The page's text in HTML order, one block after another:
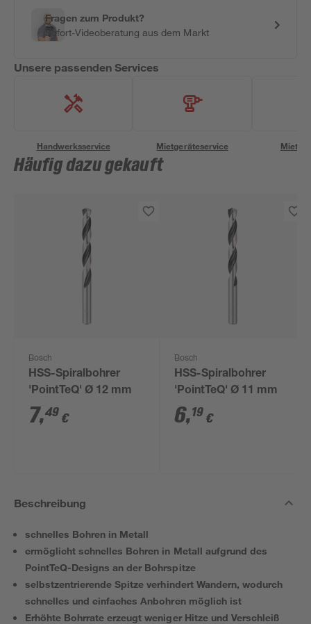
Fragen zum Produkt?
Sofort-Videoberatung aus dem Markt
Unsere passenden Services
Handwerksservice Mietgeräteservice
Häufig dazu gekauft
Bosch
HSS-Spiralbohrer
'PointTeQ' Ø 12 mm
7,49 €
Bosch
HSS-Spiralbohrer
'PointTeQ' Ø 11 mm
6,19 €
Beschreibung
schnelles Bohren in Metall
ermöglicht schnelles Bohren in Metall aufgrund des
PointTeQ-Designs an der Bohrspitze
selbstzentrierende Spitze verhindert Wandern, wodurch
schnelles und einfaches Anbohren möglich ist
Erhöhte Bohrrate erzeugt weniger Hitze und Verschleiß